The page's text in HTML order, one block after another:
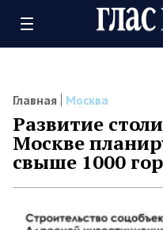
Главная Москва
Развитие
Москве
свыше 1000